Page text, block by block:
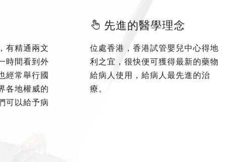
有精通兩文
時間看到外
經常舉行國
各地權威的
可以給予病
先進的醫學理念
位處香港，香港試管嬰兒中心得地
利之宜，很快便可獲得最新的藥物
給病人使用，給病人最先進的治
療。